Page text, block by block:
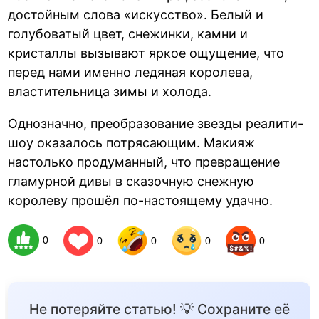
достойным слова «искусство». Белый и
голубоватый цвет, снежинки, камни и
кристаллы вызывают яркое ощущение, что
перед нами именно ледяная королева,
властительница зимы и холода.
Однозначно, преобразование звезды реалити-
шоу оказалось потрясающим. Макияж
настолько продуманный, что превращение
гламурной дивы в сказочную снежную
королеву прошёл по-настоящему удачно.
0 0 0 0 0
Не потеряйте статью! 💡 Сохраните её